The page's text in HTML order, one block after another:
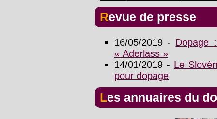
Revue de presse
16/05/2019 - Dopage
« Aderlass »
14/01/2019 - Le
pour dopage
Les annuaires du